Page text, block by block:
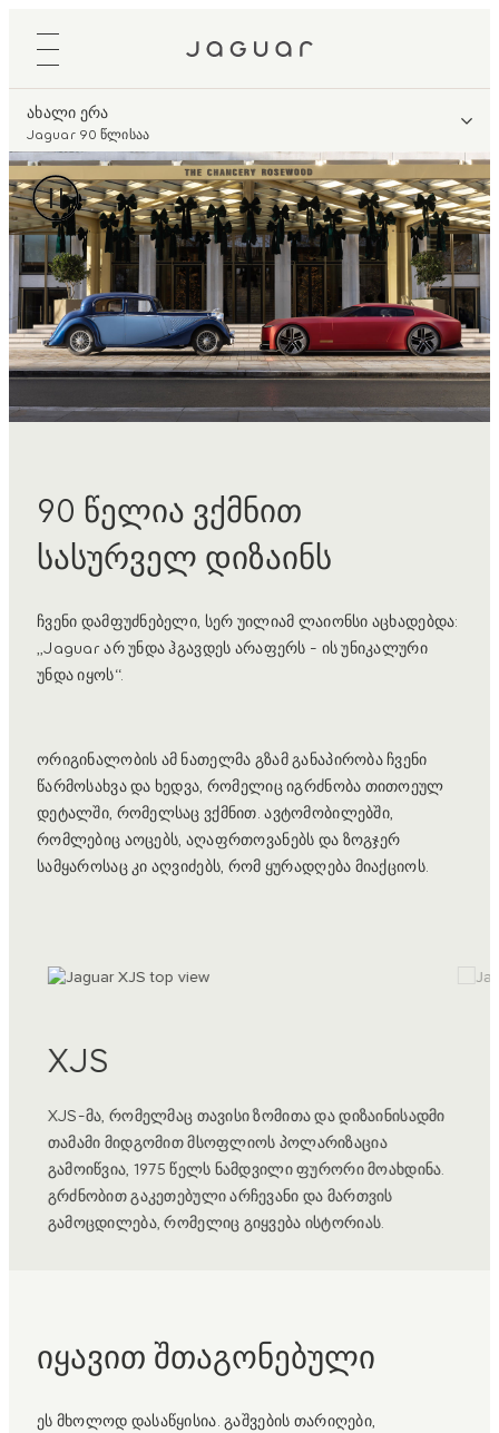
ახალი ერა
Jaguar 90 წლისაა
90 წელია ვქმნით
სასურველ დიზაინს
ჩვენი დამფუძნებელი, სერ უილიამ ლაიონსი აცხადებდა:
„Jaguar არ უნდა ჰგავდეს არაფერს - ის უნიკალური
უნდა იყოს“.
ორიგინალობის ამ ნათელმა გზამ განაპირობა ჩვენი
წარმოსახვა და ხედვა, რომელიც იგრძნობა თითოეულ
დეტალში, რომელსაც ვქმნით. ავტომობილებში,
რომლებიც აოცებს, აღაფრთოვანებს და ზოგჯერ
სამყაროსაც კი აღვიძებს, რომ ყურადღება მიაქციოს.
XJS
XJS-მა, რომელმაც თავისი ზომითა და დიზაინისადმი
თამამი მიდგომით მსოფლიოს პოლარიზაცია
გამოიწვია, 1975 წელს ნამდვილი ფურორი მოახდინა.
გრძნობით გაკეთებული არჩევანი და მართვის
გამოცდილება, რომელიც გიყვება ისტორიას.
იყავით შთაგონებული
ეს მხოლოდ დასაწყისია. გაშვების თარიღები,